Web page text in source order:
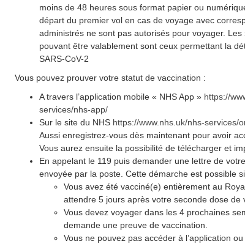
moins de 48 heures sous format papier ou
départ du premier vol en cas de voyage avec
administrés ne sont pas autorisés pour voyager.
pouvant être valablement sont ceux permettant la
SARS-CoV-2
Vous pouvez prouver votre statut de vaccination :
A travers l’application mobile « NHS App » https://
services/nhs-app/
Sur le site du NHS https://www.nhs.uk/nhs-services/
Aussi enregistrez-vous dès maintenant pour avoir
Vous aurez ensuite la possibilité de télécharger et
En appelant le 119 puis demander une lettre de
envoyée par la poste. Cette démarche est possible
Vous avez été vacciné(e) entièrement au
attendre 5 jours après votre seconde dose de
Vous devez voyager dans les 4 prochaines
demande une preuve de vaccination.
Vous ne pouvez pas accéder à l’application